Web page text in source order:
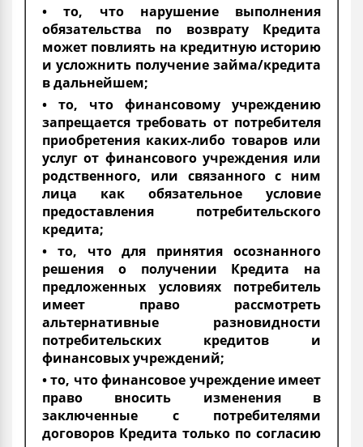
• то, что нарушение выполнения
обязательства по возврату Кредита
может повлиять на кредитную историю
и усложнить получение займа/кредита
в дальнейшем;
• то, что финансовому учреждению
запрещается требовать от потребителя
приобретения каких-либо товаров или
услуг от финансового учреждения или
родственного, или связанного с ним
лица как обязательное условие
предоставления потребительского
кредита;
• то, что для принятия осознанного
решения о получении Кредита на
предложенных условиях потребитель
имеет право рассмотреть
альтернативные разновидности
потребительских кредитов и
финансовых учреждений;
• то, что финансовое учреждение имеет
право вносить изменения в
заключенные с потребителями
договоров Кредита только по согласию